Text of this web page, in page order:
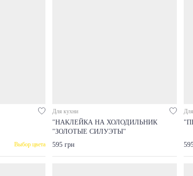
Выбор цвета
Для кухни
"НАКЛЕЙКА НА ХОЛОДИЛЬНИК
"ЗОЛОТЫЕ СИЛУЭТЫ"
595 грн